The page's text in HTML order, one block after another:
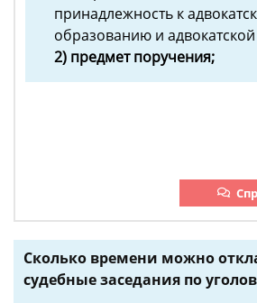
принадлежность к
образованию и адвокатской
2) предмет поручения;
Сколько времени можно
судебные заседания по